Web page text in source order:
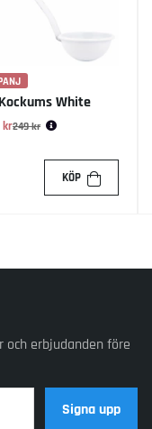
White
kr pris:
249 kr
KÖP
erbjudanden före
Signa upp